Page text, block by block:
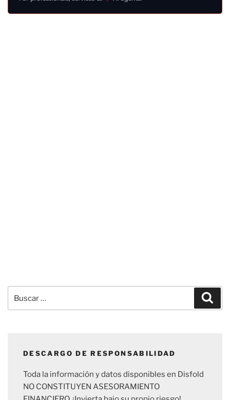
por:
DESCARGO DE RESPONSABILIDAD
Toda la información y datos disponibles en Disfold
NO CONSTITUYEN ASESORAMIENTO